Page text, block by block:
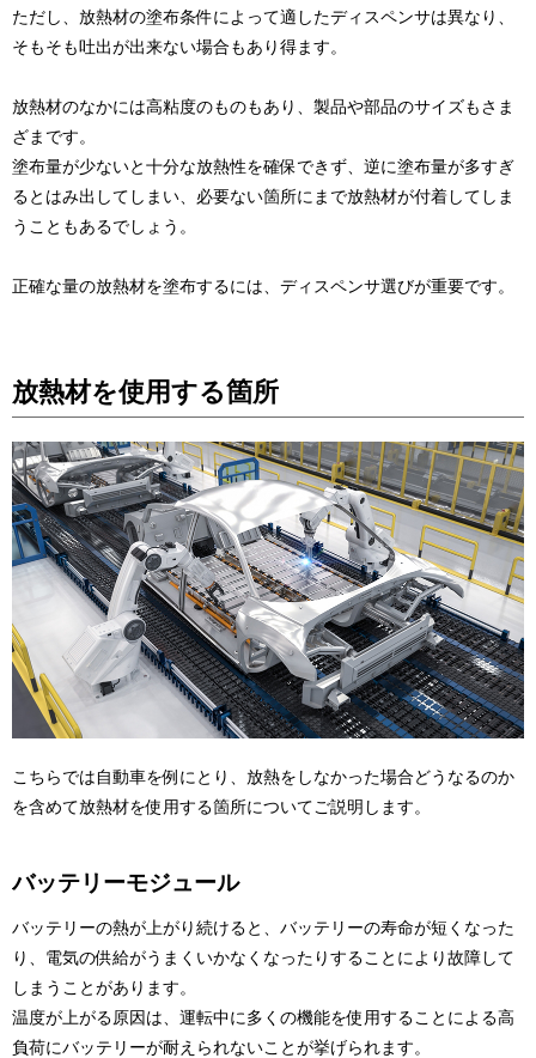
ただし、放熱材の塗布条件によって適したディスペンサは異なり、
そもそも吐出が出来ない場合もあり得ます。
放熱材のなかには高粘度のものもあり、製品や部品のサイズもさま
ざまです。
塗布量が少ないと十分な放熱性を確保できず、逆に塗布量が多すぎ
るとはみ出してしまい、必要ない箇所にまで放熱材が付着してしま
うこともあるでしょう。
正確な量の放熱材を塗布するには、ディスペンサ選びが重要です。
放熱材を使用する箇所
こちらでは自動車を例にとり、放熱をしなかった場合どうなるのか
を含めて放熱材を使用する箇所についてご説明します。
バッテリーモジュール
バッテリーの熱が上がり続けると、バッテリーの寿命が短くなった
り、電気の供給がうまくいかなくなったりすることにより故障して
しまうことがあります。
温度が上がる原因は、運転中に多くの機能を使用することによる高
負荷にバッテリーが耐えられないことが挙げられます。